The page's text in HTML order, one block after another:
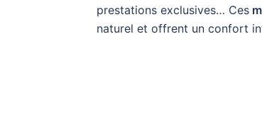
prestations exclusives… Ces
naturel et offrent un confort